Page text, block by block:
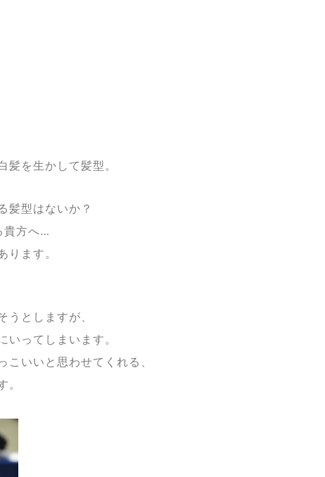
を生かして髪型。
髪型はないか？
貴方へ…
ります。
うとしますが、
いってしまいます。
いいと思わせてくれる、
。